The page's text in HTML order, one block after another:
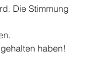
Die Stimmung
haben!